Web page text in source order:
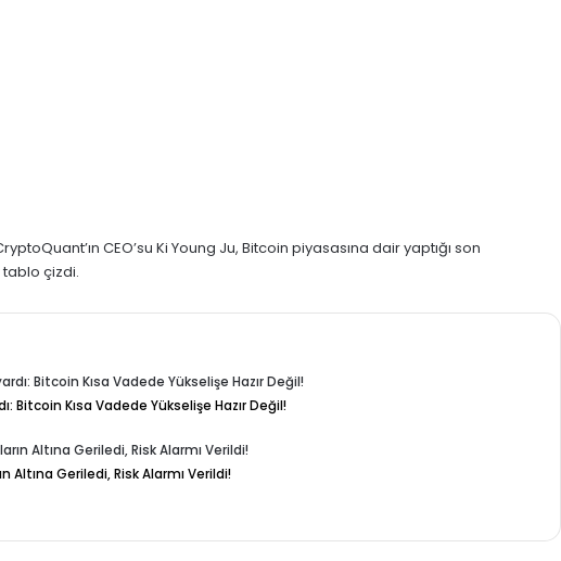
CEO’su Ki Young Ju, Bitcoin piyasasına dair yaptığı son
çizdi.
Bitcoin Kısa Vadede Yükselişe Hazır Değil!
Altına Geriledi, Risk Alarmı Verildi!